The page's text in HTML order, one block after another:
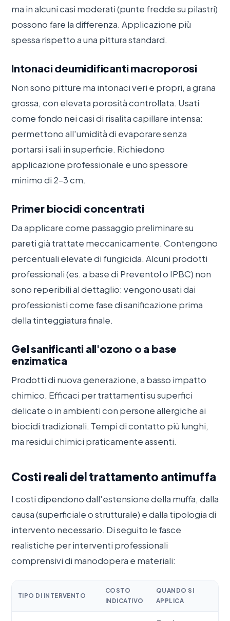
ma in alcuni casi moderati (punte fredde su pilastri)
possono fare la differenza. Applicazione più
spessa rispetto a una pittura standard.
Intonaci deumidificanti macroporosi
Non sono pitture ma intonaci veri e propri, a grana
grossa, con elevata porosità controllata. Usati
come fondo nei casi di risalita capillare intensa:
permettono all'umidità di evaporare senza
portarsi i sali in superficie. Richiedono
applicazione professionale e uno spessore
minimo di 2–3 cm.
Primer biocidi concentrati
Da applicare come passaggio preliminare su
pareti già trattate meccanicamente. Contengono
percentuali elevate di fungicida. Alcuni prodotti
professionali (es. a base di Preventol o IPBC) non
sono reperibili al dettaglio: vengono usati dai
professionisti come fase di sanificazione prima
della tinteggiatura finale.
Gel sanificanti all'ozono o a base
enzimatica
Prodotti di nuova generazione, a basso impatto
chimico. Efficaci per trattamenti su superfici
delicate o in ambienti con persone allergiche ai
biocidi tradizionali. Tempi di contatto più lunghi,
ma residui chimici praticamente assenti.
Costi reali del trattamento antimuffa
I costi dipendono dall'estensione della muffa, dalla
causa (superficiale o strutturale) e dalla tipologia di
intervento necessario. Di seguito le fasce
realistiche per interventi professionali
comprensivi di manodopera e materiali:
TIPO DI INTERVENTO
COSTO
INDICATIVO
QUANDO SI
APPLICA